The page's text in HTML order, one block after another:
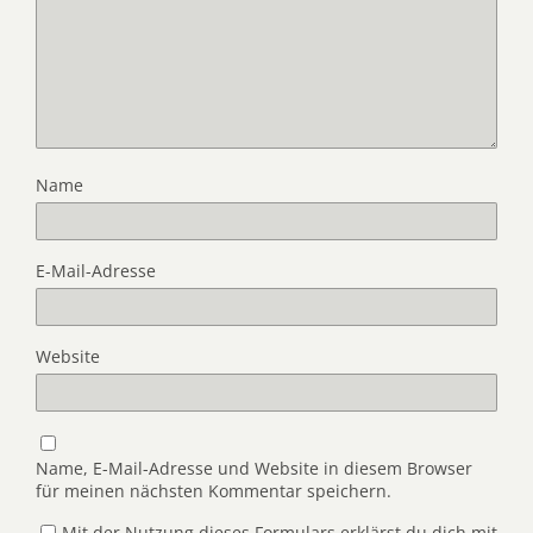
Name
E-Mail-Adresse
Website
Name, E-Mail-Adresse und Website in diesem Browser
für meinen nächsten Kommentar speichern.